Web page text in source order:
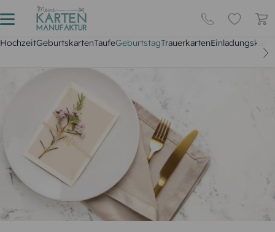
HochzeitGeburtskartenTaufeGeburtstagTrauerkarten